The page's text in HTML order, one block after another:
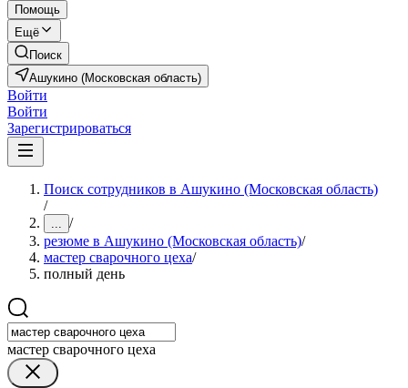
Помощь
Ещё
Поиск
Ашукино (Московская область)
Войти
Войти
Зарегистрироваться
Поиск сотрудников в Ашукино (Московская область)
/
... /
резюме в Ашукино (Московская область)/
мастер сварочного цеха/
полный день
мастер сварочного цеха